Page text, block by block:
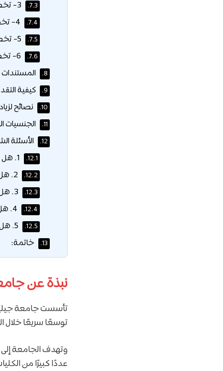
7.3.
7.4.
7.5.
7.6.
8.
9. كيفية
10. نصائح
11. الجنسيات
12. الأسئلة
12.1.
12.2.
12.3.
12.4.
12.5.
13. خاتمة:
نبذة عن
تأسست جامعة
توسعًا سريعًا خلال
وتهدف الجامعة
عددًا كبيرًا من